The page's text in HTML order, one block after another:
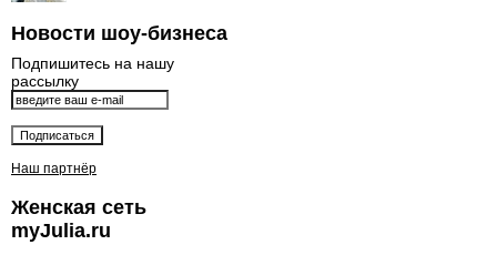
Новости шоу-бизнеса
Подпишитесь на нашу
рассылку
Наш партнёр
Женская сеть
myJulia.ru